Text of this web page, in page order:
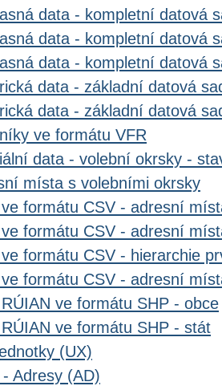
data - kompletní datová
data - kompletní datová
data - kompletní datová
data - základní datová
data - základní datová
ve formátu VFR
data - volební okrsky -
místa s volebními okrsky
formátu CSV - adresní
formátu CSV - adresní
formátu CSV - hierarchie
formátu CSV - adresní
ve formátu SHP - obce
ve formátu SHP - stát
(UX)
Adresy (AD)